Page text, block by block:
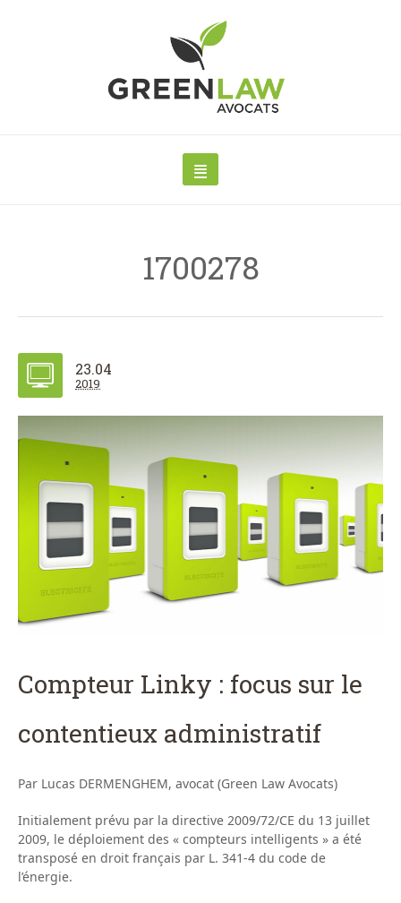
1700278
23.04
2019
Compteur Linky : focus sur le
contentieux administratif
Par Lucas DERMENGHEM, avocat (Green Law Avocats)
Initialement prévu par la directive 2009/72/CE du 13 juillet
2009, le déploiement des « compteurs intelligents » a été
transposé en droit français par L. 341-4 du code de
l’énergie.